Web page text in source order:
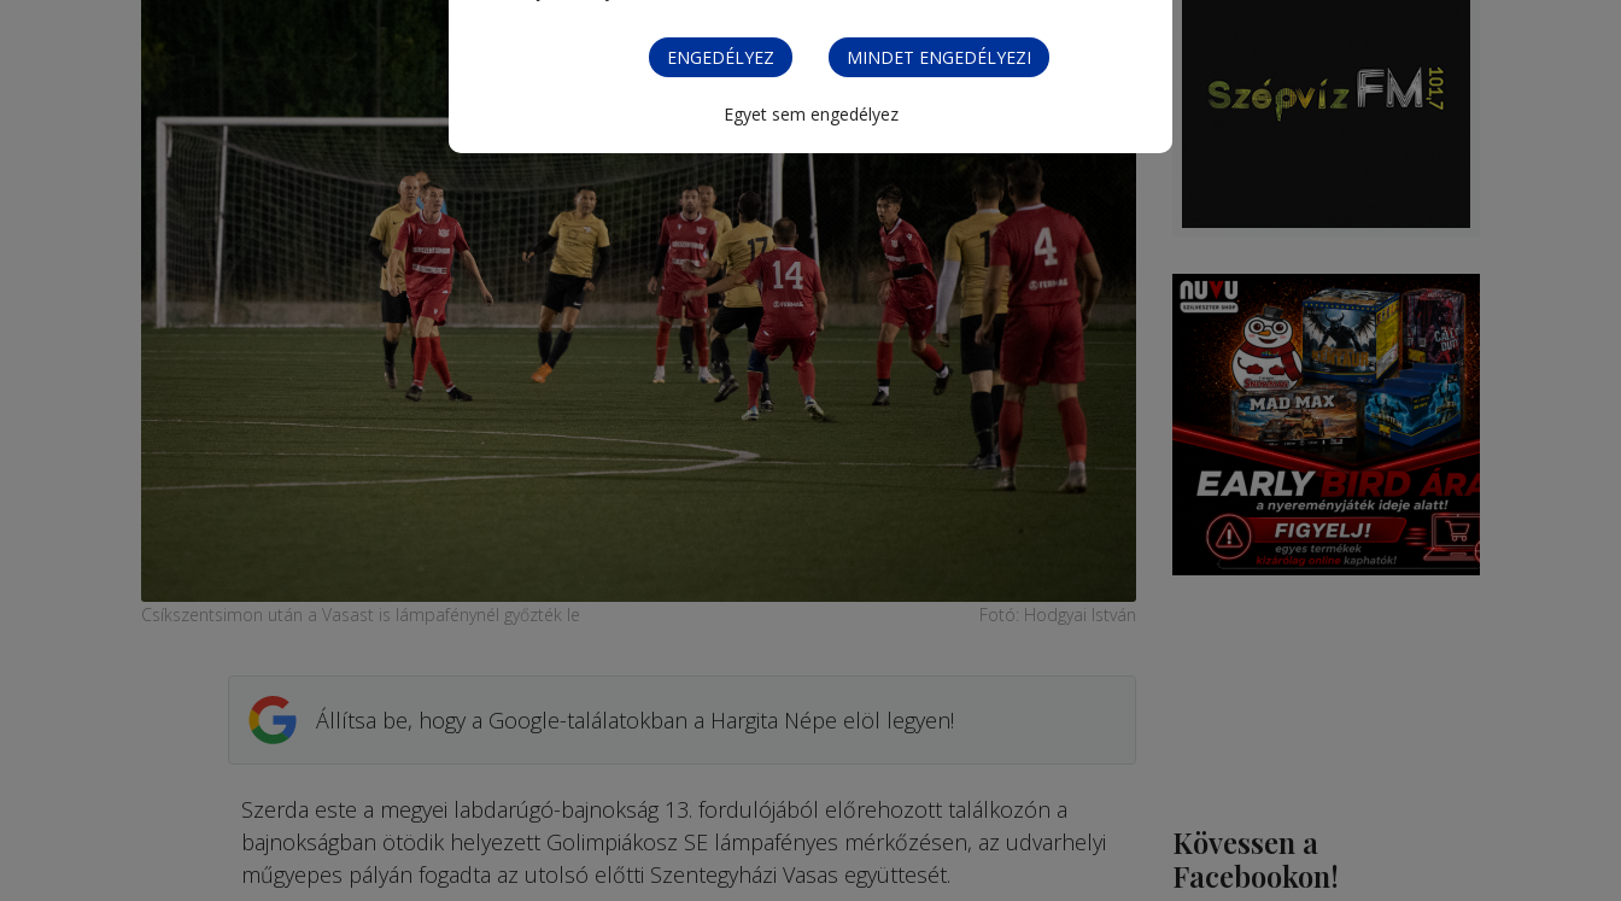
ENGEDÉLYEZ MINDET ENGEDÉLYEZI
Egyet sem engedélyez
Csíkszentsimon után a Vasast is lámpafénynél győzték le Fotó: Hodgyai István
Állítsa be, hogy a Google-találatokban a Hargita Népe elöl legyen!
Szerda este a megyei labdarúgó-bajnokság 13. fordulójából előrehozott találkozón a
bajnokságban ötödik helyezett Golimpiákosz SE lámpafényes mérkőzésen, az udvarhelyi
műgyepes pályán fogadta az utolsó előtti Szentegyházi Vasas együttesét.
Kövessen a
Facebookon!